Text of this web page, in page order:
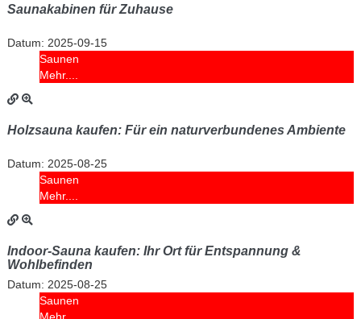
Saunakabinen für Zuhause
Datum: 2025-09-15
Saunen
Mehr....
Holzsauna kaufen: Für ein naturverbundenes Ambiente
Datum: 2025-08-25
Saunen
Mehr....
Indoor-Sauna kaufen: Ihr Ort für Entspannung &
Wohlbefinden
Datum: 2025-08-25
Saunen